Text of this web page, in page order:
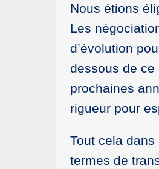
Nous étions
Les
d’évolution
dessous de ce
prochaines
rigueur pour
Tout cela dans
termes de